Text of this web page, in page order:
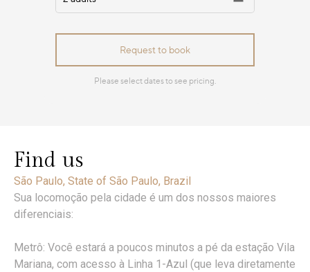
Find us
São Paulo, State of São Paulo, Brazil
Sua locomoção pela cidade é um dos nossos maiores
diferenciais:
Metrô: Você estará a poucos minutos a pé da estação Vila
Mariana, com acesso à Linha 1-Azul (que leva diretamente